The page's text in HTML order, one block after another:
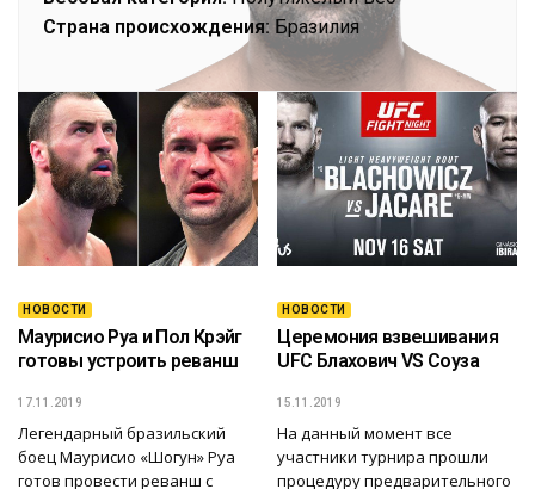
Страна происхождения: Бразилия
НОВОСТИ
Маурисио Руа и Пол Крэйг
готовы устроить реванш
17.11.2019
Легендарный бразильский
боец Маурисио «Шогун» Руа
готов провести реванш с
НОВОСТИ
Церемония взвешивания
UFC Блахович VS Соуза
15.11.2019
На данный момент все
участники турнира прошли
процедуру предварительного